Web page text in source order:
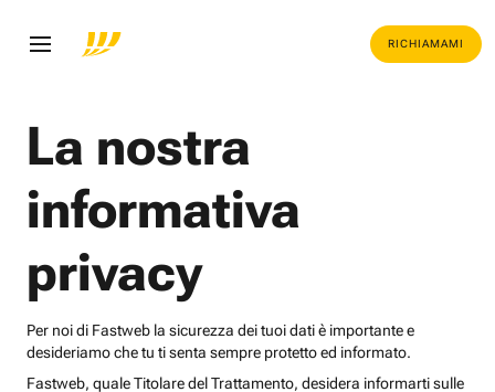
RICHIAMAMI
La nostra
informativa
privacy
Per noi di Fastweb la sicurezza dei tuoi dati è importante e
desideriamo che tu ti senta sempre protetto ed informato.
Fastweb, quale Titolare del Trattamento, desidera informarti sulle